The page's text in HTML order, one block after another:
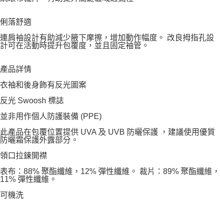
俐落舒適
連肩袖設計有助減少腋下摩擦，增加動作幅度。 改良拇指孔設
計可在活動時提升包覆度，並且固定袖管。
產品詳情
衣袖和後身飾有反光圖案
反光 Swoosh 標誌
並非用作個人防護裝備 (PPE)
此產品在包覆位置提供 UVA 及 UVB 防曬保護 ，建議使用優質
防曬霜保護外露部分。
領口拉鍊開襟
表布：88% 聚酯纖維，12% 彈性纖維。 裁片：89% 聚酯纖維，
11% 彈性纖維。
可機洗